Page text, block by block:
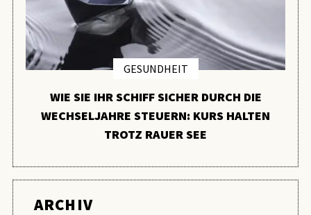
GESUNDHEIT
WIE SIE IHR SCHIFF SICHER DURCH DIE
WECHSELJAHRE STEUERN: KURS HALTEN
TROTZ RAUER SEE
ARCHIV